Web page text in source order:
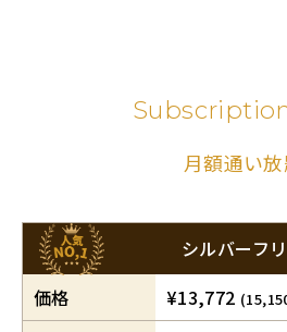
月額通い
シルバーフ
価格
¥13,772